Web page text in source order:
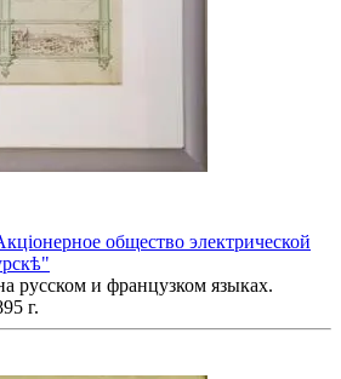
общество электрической
русском и французком языках.
г.